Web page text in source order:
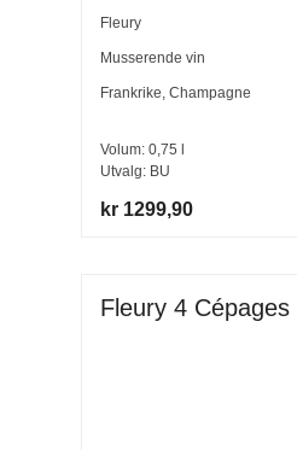
Fleury
Musserende vin
Frankrike,Champagne
Volum:0,75
Utvalg: BU
kr 1299,90
Fleury 4